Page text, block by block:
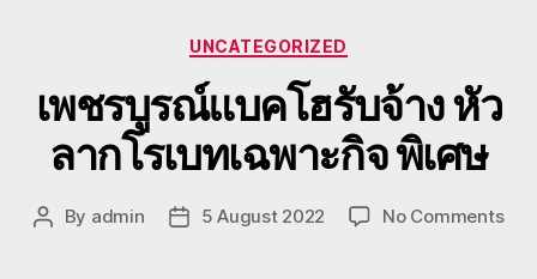
Categories
UNCATEGORIZED
เพชรบูรณ์แบคโฮรับจ้าง หัว
ลากโรเบทเฉพาะกิจ พิเศษ
Post
By admin
Post5 August 2022 No Commentson